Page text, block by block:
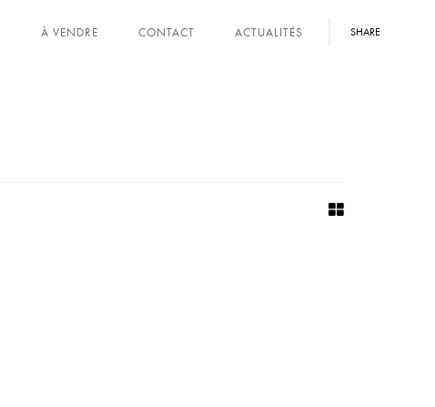
SHARE
À VENDRE CONTACT ACTUALITÉS